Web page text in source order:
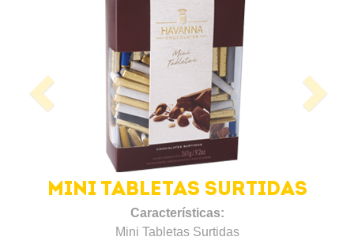
MINI TABLETAS SURTIDAS
Características:
Mini Tabletas Surtidas